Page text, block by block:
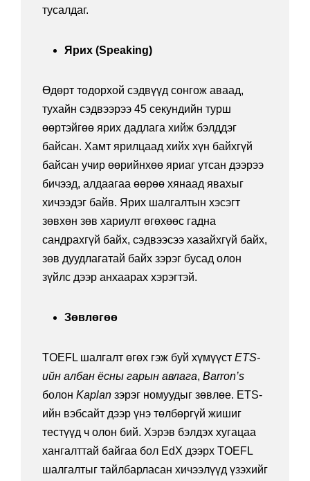
тусалдаг.
Ярих (Speaking)
Өдөрт тодорхой сэдвүүд сонгож аваад,
тухайн сэдвээрээ 45 секундийн турш
өөртэйгөө ярих дадлага хийж бэлддэг
байсан. Хамт ярилцаад хийх хүн байхгүй
байсан учир өөрийнхөө яриаг утсан дээрээ
бичээд, алдаагаа өөрөө хянаад явахыг
хичээдэг байв. Ярих шалгалтын хэсэгт
зөвхөн зөв хариулт өгөхөөс гадна
сандрахгүй байх, сэдвээсээ хазайхгүй байх,
зөв дуудлагатай байх зэрэг бусад олон
зүйлс дээр анхаарах хэрэгтэй.
Зөвлөгөө
TOEFL шалгалт өгөх гэж буй хүмүүст ETS-
ийн албан ёсны гарын авлага, Barron’s
болон Kaplan зэрэг номуудыг зөвлөе. ETS-
ийн вэбсайт дээр үнэ төлбөргүй жишиг
тестүүд ч олон бий. Хэрэв бэлдэх хугацаа
хангалттай байгаа бол EdX дээрх TOEFL
шалгалтыг тайлбарласан хичээлүүд үзэхийг